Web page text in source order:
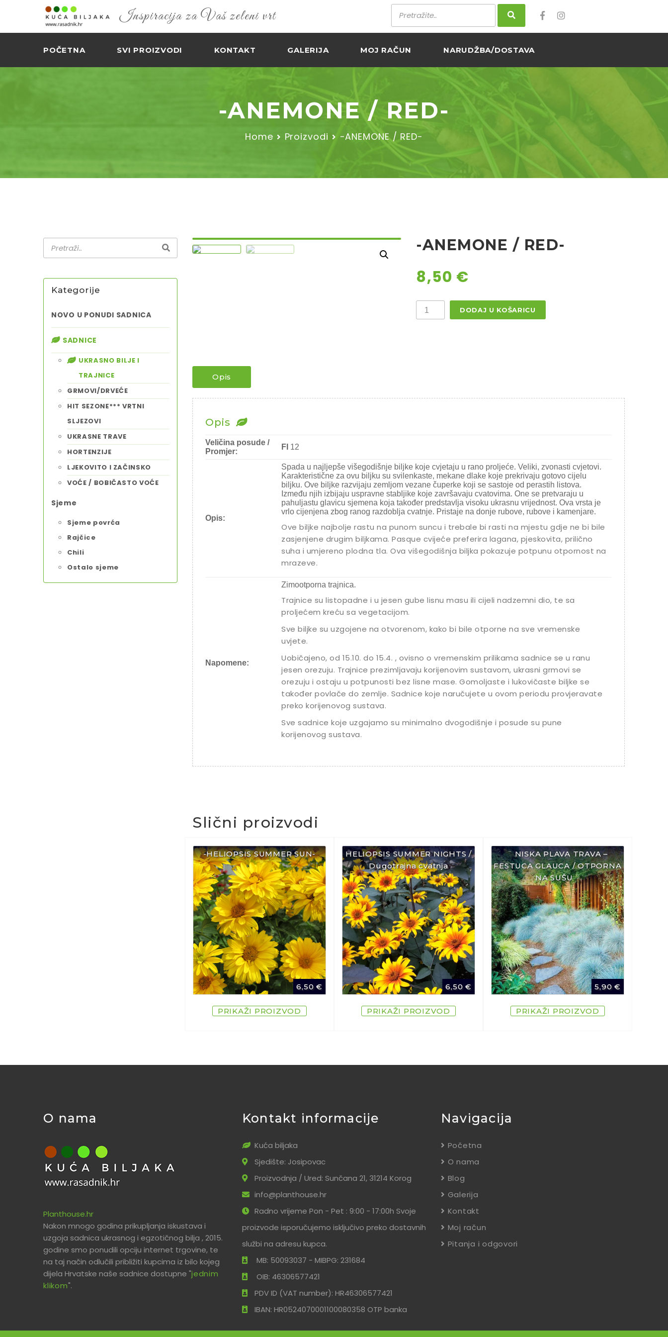
Inspiracija za Vaš zeleni vrt
POČETNA SVI PROIZVODI KONTAKT GALERIJA MOJ RAČUN NARUDŽBA/DOSTAVA
-ANEMONE / RED-
Home Proizvodi -ANEMONE / RED-
Kategorije
NOVO U PONUDI SADNICA
SADNICE
UKRASNO BILJE I
TRAJNICE
GRMOVI/DRVEĆE
HIT SEZONE*** VRTNI
SLJEZOVI
UKRASNE TRAVE
HORTENZIJE
LJEKOVITO I ZAČINSKO
VOĆE / BOBIČASTO VOĆE
Sjeme
Sjeme povrća
Rajčice
Chili
Ostalo sjeme
-ANEMONE / RED-
8,50 €
-
ANEMONE
/
DODAJ U KOŠARICU
Opis
Opis
Veličina posude /
Promjer:
FI 12
Opis:
Spada u najljepše višegodišnje biljke koje cvjetaju u rano proljeće. Veliki, zvonasti cvjetovi.
Karakteristične za ovu biljku su svilenkaste, mekane dlake koje prekrivaju gotovo cijelu
biljku. Ove biljke razvijaju zemljom vezane čuperke koji se sastoje od perastih listova.
Između njih izbijaju uspravne stabljike koje završavaju cvatovima. One se pretvaraju u
pahuljastu glavicu sjemena koja također predstavlja visoku ukrasnu vrijednost. Ova vrsta je
vrlo cijenjena zbog ranog razdoblja cvatnje. Pristaje na donje rubove, rubove i kamenjare.
Ove biljke najbolje rastu na punom suncu i trebale bi rasti na mjestu gdje ne bi bile
zasjenjene drugim biljkama. Pasque cvijeće preferira lagana, pjeskovita, prilično
suha i umjereno plodna tla. Ova višegodišnja biljka pokazuje potpunu otpornost na
mrazeve.
Napomene:
Zimootporna trajnica.
Trajnice su listopadne i u jesen gube lisnu masu ili cijeli nadzemni dio, te sa
proljećem kreću sa vegetacijom.
Sve biljke su uzgojene na otvorenom, kako bi bile otporne na sve vremenske
uvjete.
Uobičajeno, od 15.10. do 15.4. , ovisno o vremenskim prilikama sadnice se u ranu
jesen orezuju. Trajnice prezimljavaju korijenovim sustavom, ukrasni grmovi se
orezuju i ostaju u potpunosti bez lisne mase. Gomoljaste i lukovičaste biljke se
također povlače do zemlje. Sadnice koje naručujete u ovom periodu provjeravate
preko korijenovog sustava.
Sve sadnice koje uzgajamo su minimalno dvogodišnje i posude su pune
korijenovog sustava.
Slični proizvodi
-HELIOPSIS SUMMER SUN-
6,50€
PRIKAŽI PROIZVOD
HELIOPSIS SUMMER NIGHTS /
Dugotrajna cvatnja
6,50€
PRIKAŽI PROIZVOD
¨ NISKA PLAVA TRAVA –
FESTUCA GLAUCA / OTPORNA
NA SUŠU ¨
5,90€
PRIKAŽI PROIZVOD
O nama
Planthouse.hr
Nakon mnogo godina prikupljanja iskustava i
uzgoja sadnica ukrasnog i egzotičnog bilja , 2015.
godine smo ponudili opciju internet trgovine, te
na taj način odlučili približiti kupcima iz bilo kojeg
dijela Hrvatske naše sadnice dostupne "jednim
klikom".
Kontakt informacije
Kuća biljaka
Sjedište: Josipovac
Proizvodnja / Ured: Sunčana 21, 31214 Korog
info@planthouse.hr
Radno vrijeme Pon - Pet : 9:00 - 17:00h Svoje
proizvode isporučujemo isključivo preko dostavnih
službi na adresu kupca.
MB: 50093037 - MIBPG: 231684
OIB: 46306577421
PDV ID (VAT number): HR46306577421
IBAN: HR0524070001100080358 OTP banka
Navigacija
Početna
O nama
Blog
Galerija
Kontakt
Moj račun
Pitanja i odgovori